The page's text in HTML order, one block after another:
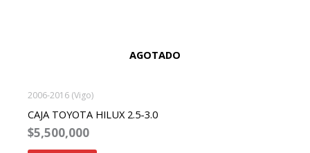
AGOTADO
2006-2016 (Vigo)
CAJA TOYOTA HILUX 2.5-3.0
$5,500,000